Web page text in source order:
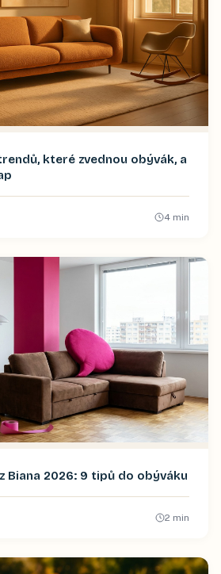
které zvednou obývák, a
4 min
Biana 2026: 9 tipů do obýváku
2 min